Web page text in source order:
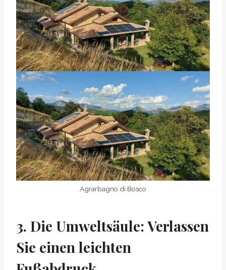
Agrarbagno di Bosco
3. Die Umweltsäule: Verlassen
Sie einen leichten